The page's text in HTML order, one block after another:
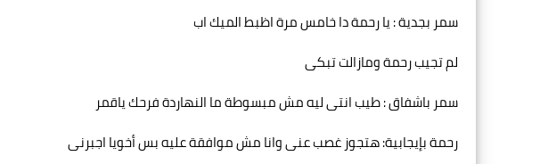
سمر بجدية : يا رحمة دا خامس مرة اظبط الميك اب
لم تجيب رحمة ومازالت تبكى
سمر باشفاق : طيب انتى ليه مش مبسوطة ما النهاردة فرحك ياقمر
رحمة بإيجابية: هتجوز غصب عنى وانا مش موافقة عليه بس أخويا اجبرنى